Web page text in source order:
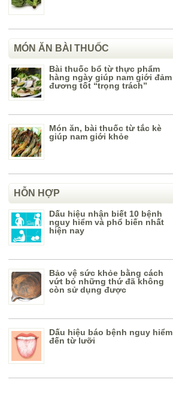
MÓN ĂN BÀI THUỐC
Bài thuốc bổ từ thực phẩm
hàng ngày giúp nam giới đảm
đương tốt “trọng trách”
Món ăn, bài thuốc từ tắc kè
giúp nam giới khỏe
HỖN HỢP
Dấu hiệu nhận biết 10 bệnh
nguy hiểm và phổ biến nhất
hiện nay
Bảo vệ sức khỏe bằng cách
vứt bỏ những thứ đã không
còn sử dụng được
Dấu hiệu báo bệnh nguy hiểm
đến từ lưỡi